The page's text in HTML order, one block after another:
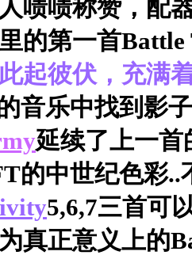
啧啧称赞，配
的第一首
起彼伏，充满
音乐中找到影
延续了上一
的中世纪色彩
5,6,7三首可
真正意义上的